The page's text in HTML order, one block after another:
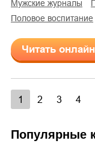
мужские журналы
половое воспитание
Читать онлайн
1 2 3 4
Популярные